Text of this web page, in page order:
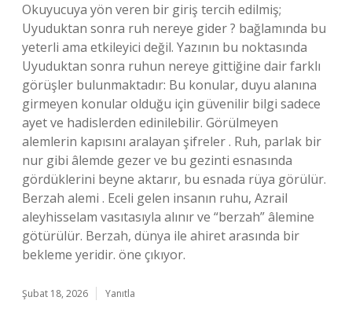
Okuyucuya yön veren bir giriş tercih edilmiş;
Uyuduktan sonra ruh nereye gider ? bağlamında bu
yeterli ama etkileyici değil. Yazının bu noktasında
Uyuduktan sonra ruhun nereye gittiğine dair farklı
görüşler bulunmaktadır: Bu konular, duyu alanına
girmeyen konular olduğu için güvenilir bilgi sadece
ayet ve hadislerden edinilebilir. Görülmeyen
alemlerin kapısını aralayan şifreler . Ruh, parlak bir
nur gibi âlemde gezer ve bu gezinti esnasında
gördüklerini beyne aktarır, bu esnada rüya görülür.
Berzah alemi . Eceli gelen insanın ruhu, Azrail
aleyhisselam vasıtasıyla alınır ve “berzah” âlemine
götürülür. Berzah, dünya ile ahiret arasında bir
bekleme yeridir. öne çıkıyor.
Şubat 18, 2026 Yanıtla